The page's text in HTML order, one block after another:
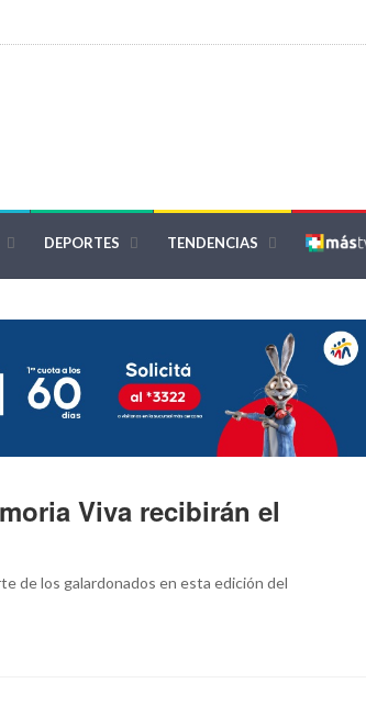
DEPORTES TENDENCIAS
Viva recibirán el
de los galardonados en esta edición del